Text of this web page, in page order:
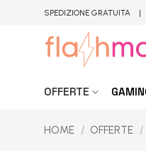
SPEDIZIONE GRATUITA
OFFERTE
HOME / OFFERTE /